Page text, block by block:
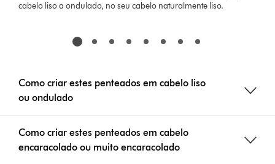
cabelo liso a ondulado, no seu cabelo naturalmente liso.
Como criar estes penteados em cabelo liso
ou ondulado
Como criar estes penteados em cabelo
encaracolado ou muito encaracolado